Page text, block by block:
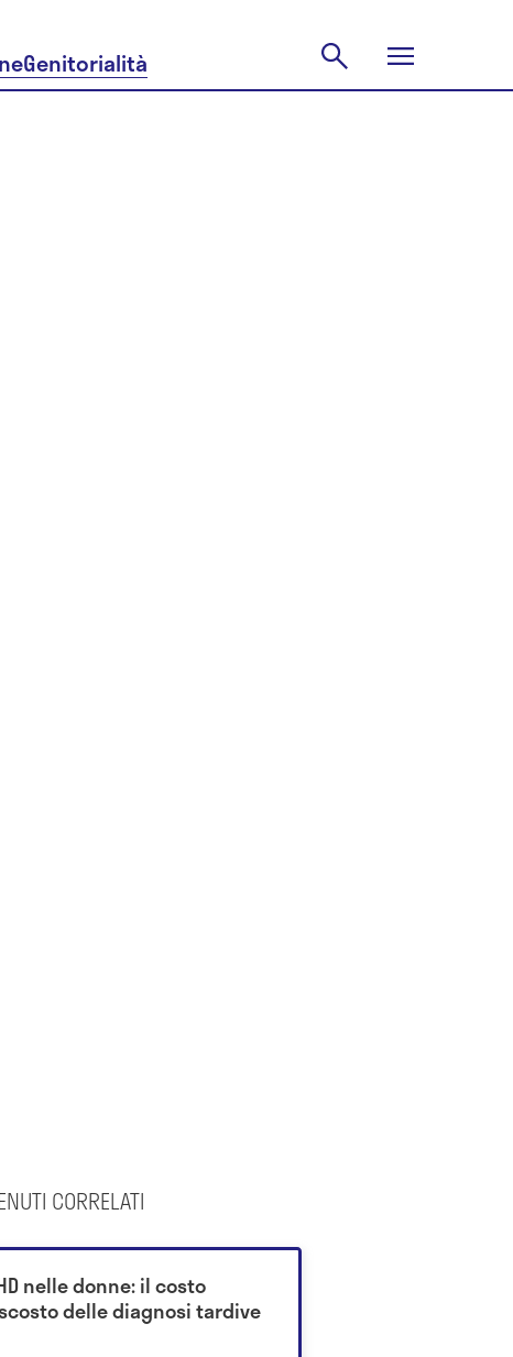
Genitorialità
CORRELATI
nelle donne: il costo
delle diagnosi tardive